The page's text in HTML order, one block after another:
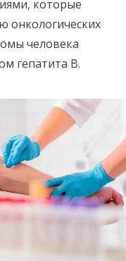
которые
онкологических
человека
гепатита В.